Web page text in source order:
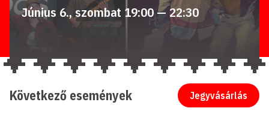
Június 6., szombat 19:00 — 22:30
Jegyvásárlás
Következő események